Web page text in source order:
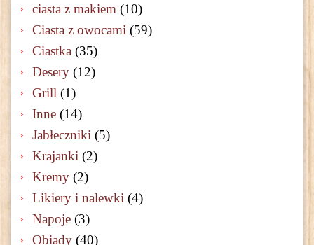
ciasta z makiem (10)
Ciasta z owocami (59)
Ciastka (35)
Desery (12)
Grill (1)
Inne (14)
Jabłeczniki (5)
Krajanki (2)
Kremy (2)
Likiery i nalewki (4)
Napoje (3)
Obiady (40)